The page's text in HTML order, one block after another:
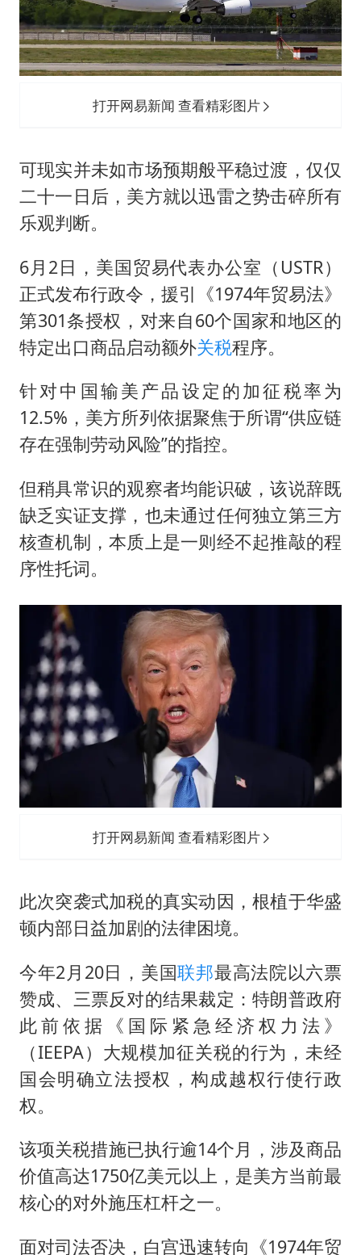
打开网易新闻 查看精彩图片
可现实并未如市场预期般平稳过渡，仅仅
二十一日后，美方就以迅雷之势击碎所有
乐观判断。
6月2日，美国贸易代表办公室（USTR）
正式发布行政令，援引《1974年贸易法》
第301条授权，对来自60个国家和地区的
特定出口商品启动额外关税程序。
针对中国输美产品设定的加征税率为
12.5%，美方所列依据聚焦于所谓“供应链
存在强制劳动风险”的指控。
但稍具常识的观察者均能识破，该说辞既
缺乏实证支撑，也未通过任何独立第三方
核查机制，本质上是一则经不起推敲的程
序性托词。
打开网易新闻 查看精彩图片
此次突袭式加税的真实动因，根植于华盛
顿内部日益加剧的法律困境。
今年2月20日，美国联邦最高法院以六票
赞成、三票反对的结果裁定：特朗普政府
此前依据《国际紧急经济权力法》
（IEEPA）大规模加征关税的行为，未经
国会明确立法授权，构成越权行使行政
权。
该项关税措施已执行逾14个月，涉及商品
价值高达1750亿美元以上，是美方当前最
核心的对外施压杠杆之一。
面对司法否决，白宫迅速转向《1974年贸